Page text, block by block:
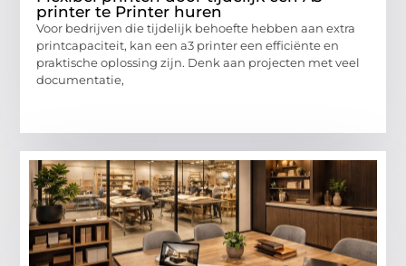
printer te Printer huren
Voor bedrijven die tijdelijk behoefte hebben aan extra
printcapaciteit, kan een a3 printer een efficiënte en
praktische oplossing zijn. Denk aan projecten met veel
documentatie,